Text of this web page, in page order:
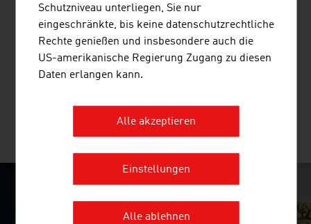
COOLIBREE GMBH
SURPRISINGLY INGENIOUS
Schutzniveau unterliegen, Sie nur
eingeschränkte, bis keine datenschutzrechtliche
Rechte genießen und insbesondere auch die
US-amerikanische Regierung Zugang zu diesen
Daten erlangen kann.
Alle akzeptieren
Einstellungen
Alle ablehnen